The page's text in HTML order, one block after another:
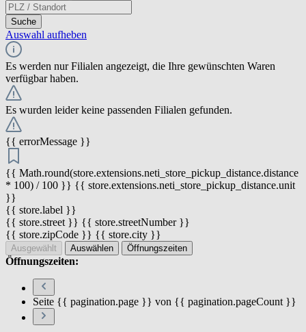
Suche
Auswahl aufheben
Es werden nur Filialen angezeigt, die Ihre gewünschten Waren
verfügbar haben.
Es wurden leider keine passenden Filialen gefunden.
{{ errorMessage }}
{{ Math.round(store.extensions.neti_store_pickup_distance.distance
* 100) / 100 }} {{ store.extensions.neti_store_pickup_distance.unit
}}
{{ store.label }}
{{ store.street }} {{ store.streetNumber }}
{{ store.zipCode }} {{ store.city }}
Ausgewählt Auswählen Öffnungszeiten
Öffnungszeiten:
Seite {{ pagination.page }} von {{ pagination.pageCount }}